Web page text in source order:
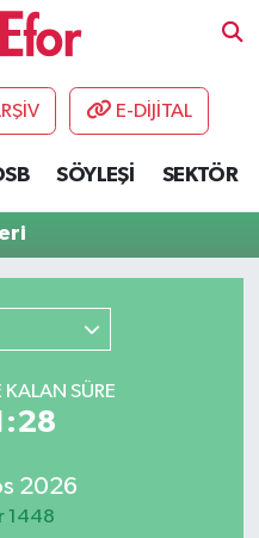
E-DİJİTAL
SÖYLEŞİ SEKTÖR
KALAN SÜRE
2026
1448